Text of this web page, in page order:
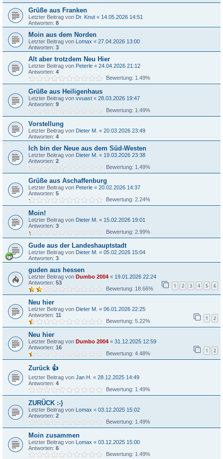
Grüße aus Franken
Letzter Beitrag von Dr. Knut « 14.05.2026 14:51
Antworten: 8
Moin aus dem Norden
Letzter Beitrag von Lomax « 27.04.2026 13:00
Antworten: 3
Alt aber trotzdem Neu Hier
Letzter Beitrag von Peterle « 24.04.2026 21:12
Antworten: 4
Bewertung: 1.49%
Grüße aus Heiligenhaus
Letzter Beitrag von vvuast « 28.03.2026 19:47
Antworten: 9
Bewertung: 1.49%
Vorstellung
Letzter Beitrag von Dieter M. « 20.03.2026 23:49
Antworten: 4
Ich bin der Neue aus dem Süd-Westen
Letzter Beitrag von Dieter M. « 19.03.2026 23:38
Antworten: 2
Bewertung: 1.49%
Grüße aus Aschaffenburg
Letzter Beitrag von Peterle « 20.02.2026 14:37
Antworten: 5
Bewertung: 2.24%
Moin!
Letzter Beitrag von Dieter M. « 15.02.2026 19:01
Antworten: 3
Bewertung: 2.99%
Gude aus der Landeshauptstadt
Letzter Beitrag von Dieter M. « 05.02.2026 15:04
Antworten: 3
guden aus hessen
Letzter Beitrag von Dumbo 2004 « 19.01.2026 22:24
Antworten: 53 1 2 3 4 5 6
Bewertung: 18.66%
Neu hier
Letzter Beitrag von Dieter M. « 06.01.2026 22:25
Antworten: 11 1 2
Bewertung: 5.22%
Neu hier
Letzter Beitrag von Dumbo 2004 « 31.12.2025 12:59
Antworten: 16 1 2
Bewertung: 4.48%
Zurück 👍
Letzter Beitrag von Jan H. « 28.12.2025 14:49
Antworten: 4
Bewertung: 1.49%
ZURÜCK :-)
Letzter Beitrag von Lomax « 03.12.2025 15:02
Antworten: 2
Bewertung: 1.49%
Moin zusammen
Letzter Beitrag von Lomax « 03.12.2025 15:00
Antworten: 6
Bewertung: 1.49%